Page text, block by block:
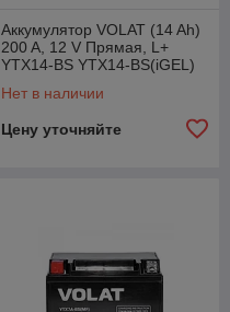
Аккумулятор VOLAT (14 Ah)
200 A, 12 V Прямая, L+
YTX14-BS YTX14-BS(iGEL)
Нет в наличии
Цену уточняйте